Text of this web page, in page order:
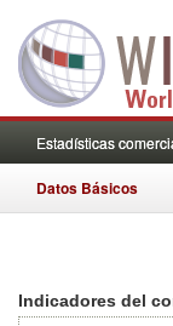
Estadísticas
Datos Básicos
Indicadores del